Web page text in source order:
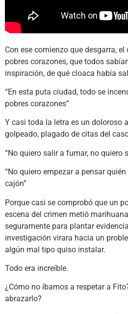
Con ese comienzo que desgarra,
pobres corazones, que todos
inspiración, de qué cloaca había
“En esta puta ciudad, todo se
pobres corazones”
Y casi toda la letra es un doloroso
golpeado, plagado de citas del
“No quiero salir a fumar, no quiero
“No quiero empezar a pensar
cajón”
Porque casi se comprobó que un
escena del crimen metió
seguramente para plantar
investigación virara hacia un
algún mal tipo quiso instalar.
Todo era increíble.
¿Cómo no íbamos a respetar a
abrazarlo?